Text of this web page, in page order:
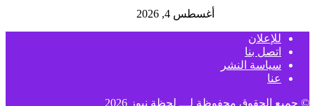
أغسطس 4, 2026
للإعلان
اتصل بنا
سياسة النشر
عنا
© جميع الحقوق محفوظة لـــ لحظة نيوز